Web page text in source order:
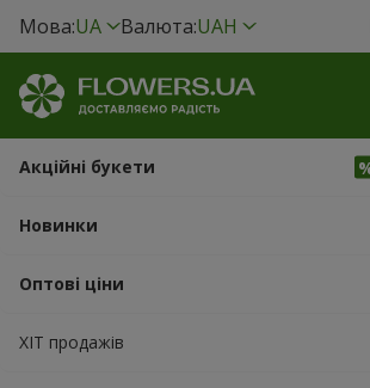
Мова:UA Валюта:UAH
Акційні букети
Новинки
Оптові ціни
ХІТ продажів